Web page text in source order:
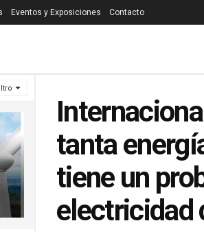
Eventos y Exposiciones Contacto
tanta
tiene un
electricidad